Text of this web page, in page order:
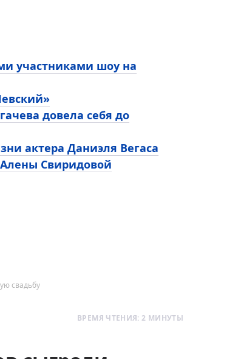
участниками шоу на
довела себя до
актера Даниэля Вегаса
Свиридовой
свадьбу
ВРЕМЯ ЧТЕНИЯ: 2 МИНУТЫ